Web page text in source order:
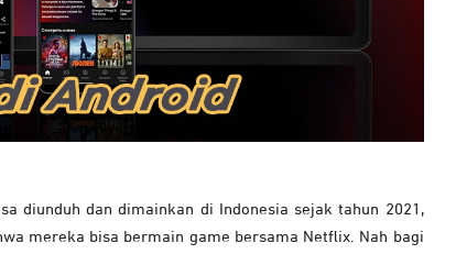
diunduh dan dimainkan di Indonesia sejak tahun 2021,
mereka bisa bermain game bersama Netflix. Nah bagi